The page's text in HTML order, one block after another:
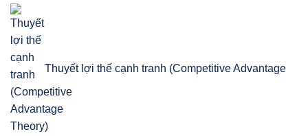
Thuyết lợi thế cạnh tranh (Competitive Advantage